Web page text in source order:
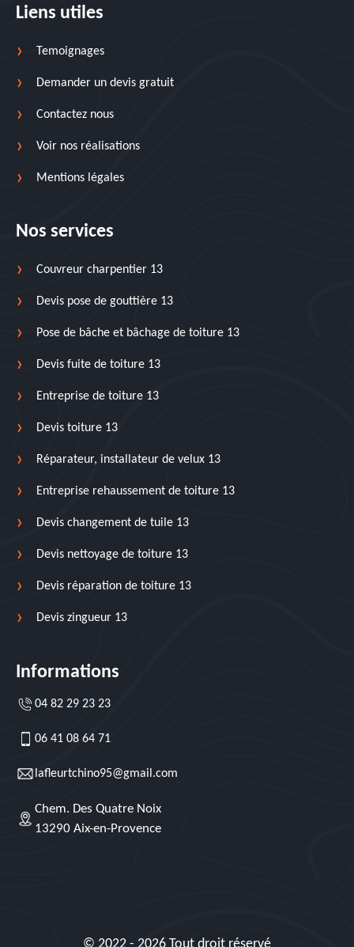
Liens utiles
Temoignages
Demander un devis gratuit
Contactez nous
Voir nos réalisations
Mentions légales
Nos services
Couvreur charpentier 13
Devis pose de gouttière 13
Pose de bâche et bâchage de toiture 13
Devis fuite de toiture 13
Entreprise de toiture 13
Devis toiture 13
Réparateur, installateur de velux 13
Entreprise rehaussement de toiture 13
Devis changement de tuile 13
Devis nettoyage de toiture 13
Devis réparation de toiture 13
Devis zingueur 13
Informations
04 82 29 23 23
06 41 08 64 71
lafleurtchino95@gmail.com
Chem. Des Quatre Noix
13290 Aix-en-Provence